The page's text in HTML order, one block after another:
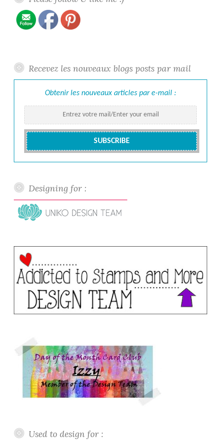
Recevez les nouveaux blogs posts par mail
Obtenir les nouveaux articles par e-mail :
Designing for :
Used to design for :